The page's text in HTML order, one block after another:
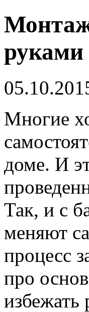
Монтаж
руками
Многие
доме. И
Так, и с
меняют
процесс
про
избежать